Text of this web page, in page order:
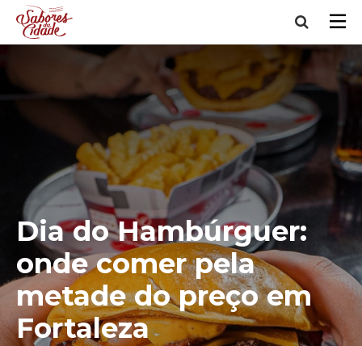
Dia do Hambúrguer:
onde comer pela
metade do preço em
Fortaleza